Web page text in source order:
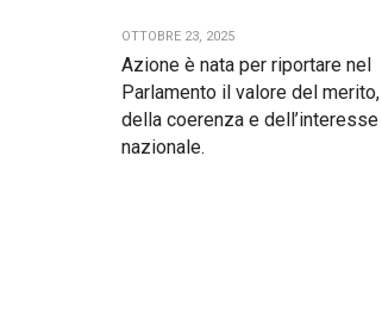
OTTOBRE 23, 2025
Azione è nata per riportare nel
Parlamento il valore del merito,
della coerenza e dell’interesse
nazionale.